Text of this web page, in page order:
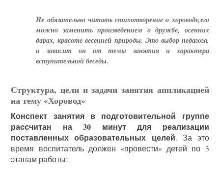
Не обязательно читать стихотворение о хороводе,его
можно заменить произведением о дружбе, осенних
дарах, красоте весенней природы. Это выбор педагога,
и зависит он от темы занятия и характера
вступительной беседы.
Структура, цели и задачи занятия аппликацией
на тему «Хоровод»
Конспект занятия в подготовительной группе
рассчитан на 30 минут для реализации
поставленных образовательных целей. За это
время воспитатель должен «провести» детей по 3
этапам работы: